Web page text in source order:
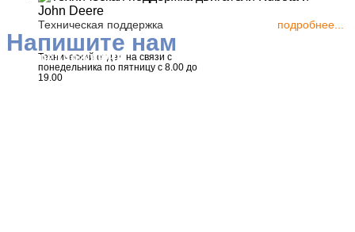
Техническая поддержка
Технический отдел на связи с
понедельника по пятницу с 8.00 до
19.00
подробнее...
Напишите нам
Все предложения